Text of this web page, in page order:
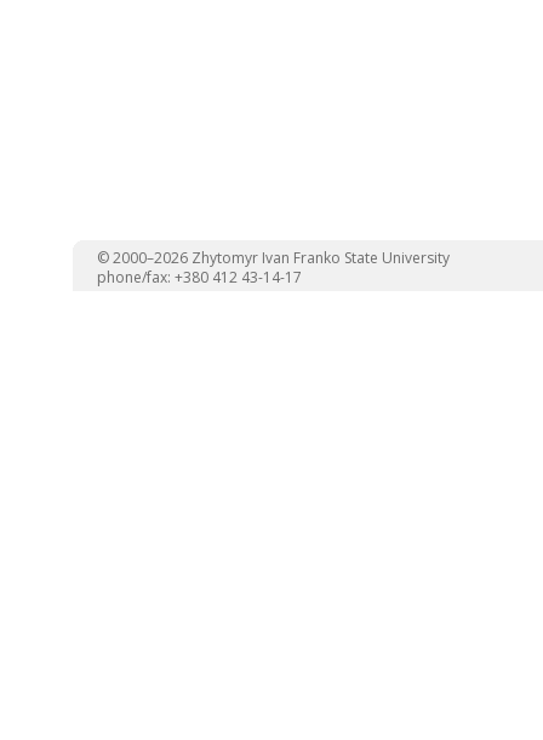
© 2000–2026 Zhytomyr Ivan Franko State University
phone/fax: +380 412 43-14-17